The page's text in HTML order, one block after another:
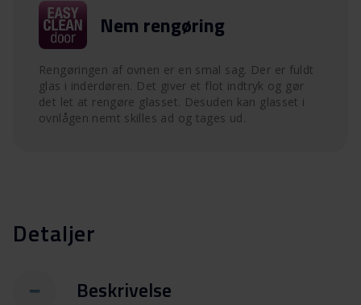
Nem rengøring
Rengøringen af ovnen er en smal sag. Der er fuldt
glas i inderdøren. Det giver et flot indtryk og gør
det let at rengøre glasset. Desuden kan glasset i
ovnlågen nemt skilles ad og tages ud.
Detaljer
Beskrivelse